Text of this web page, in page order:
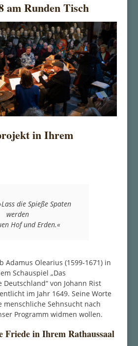
am Runden Tisch
in Ihrem
die Spieße Spaten
werden
Hof und Erden.«
Adamus Olearius (1599-1671) in
Schauspiel „Das
von Johann Rist
im Jahr 1649. Seine Worte
menschliche Sehnsucht nach
Programm widmen wollen.
Friede in Ihrem Rathaussaal